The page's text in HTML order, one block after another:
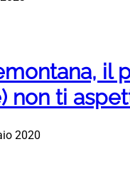
il
non ti
2020